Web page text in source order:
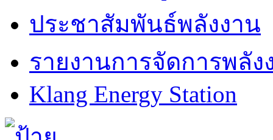
ประชาสัมพันธ์พลังงาน
รายงานการจัดการพลัง
Klang Energy Station